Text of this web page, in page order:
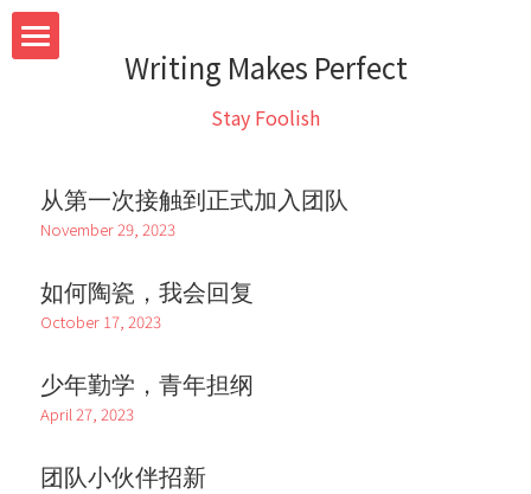
Research
System
Teaching
Blog
Contact
Writing Makes Perfect
Stay Foolish
从第一次接触到正式加入团队
November 29, 2023
如何陶瓷，我会回复
October 17, 2023
少年勤学，青年担纲
April 27, 2023
团队小伙伴招新